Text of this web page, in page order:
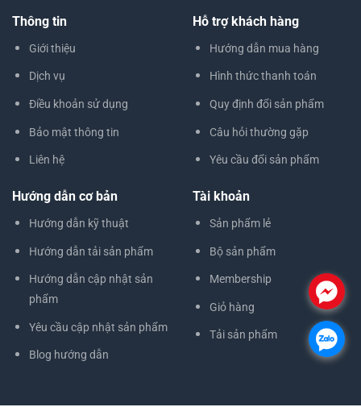
Thông tin
Giới thiệu
Dịch vụ
Điều khoản sử dụng
Bảo mật thông tin
Liên hệ
Hỗ trợ khách hàng
Hướng dẫn mua hàng
Hình thức thanh toán
Quy định đổi sản phẩm
Câu hỏi thường gặp
Yêu cầu đổi sản phẩm
Hướng dẫn cơ bản
Hướng dẫn kỹ thuật
Hướng dẫn tải sản phẩm
Hướng dẫn cập nhật sản
phẩm
Yêu cầu cập nhật sản phẩm
Blog hướng dẫn
Tài khoản
Sản phẩm lẻ
Bộ sản phẩm
Membership
Giỏ hàng
Tải sản phẩm
.
.